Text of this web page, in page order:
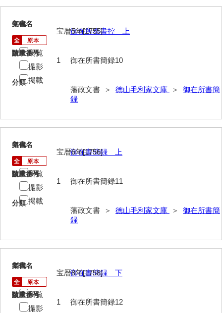
諸令治法両部抜要
年中行事
目録
徳山藩史
刑余録
御尋口上書取
沙汰書
10
文書名
御在所奉書控 上
請求番号
御在所書簡録10
分類
藩政文書 ＞ 徳山毛利家文庫 ＞ 御在所書簡
録
年代
宝暦5年[1755]
数量
1
閲覧
撮影
掲載
11
文書名
御在書簡録 上
請求番号
御在所書簡録11
分類
藩政文書 ＞ 徳山毛利家文庫 ＞ 御在所書簡
録
年代
宝暦6年[1756]
数量
1
閲覧
撮影
掲載
12
文書名
御在書簡録 下
請求番号
御在所書簡録12
年代
宝暦8年[1758]
数量
1
閲覧
撮影